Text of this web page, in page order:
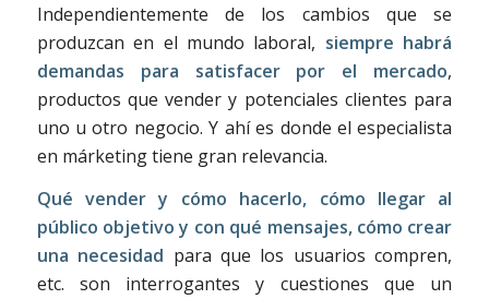
Independientemente de los cambios que se
produzcan en el mundo laboral, siempre habrá
demandas para satisfacer por el mercado,
productos que vender y potenciales clientes para
uno u otro negocio. Y ahí es donde el especialista
en márketing tiene gran relevancia.
Qué vender y cómo hacerlo, cómo llegar al
público objetivo y con qué mensajes, cómo crear
una necesidad para que los usuarios compren,
etc. son interrogantes y cuestiones que un